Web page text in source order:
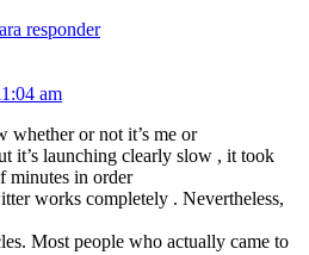
responder
am
whether or not it’s me or
it’s launching clearly slow , it took
minutes in order
works completely . Nevertheless,
Most people who actually came to